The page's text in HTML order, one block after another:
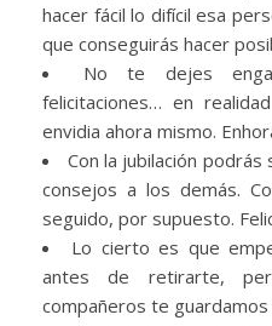
hacer fácil lo difícil esa
que conseguirás hacer
No te dejes
felicitaciones… en
envidia ahora mismo.
Con la jubilación
consejos a los demás.
seguido, por supuesto.
Lo cierto es que
antes de retirarte,
compañeros te